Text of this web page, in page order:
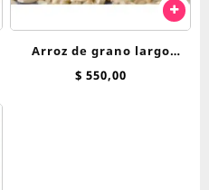
Arroz de grano largo
integral x 250 grs
$ 550,00